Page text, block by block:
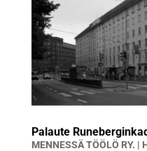
Palaute
MENNESSÄTÖÖLÖ RY. |